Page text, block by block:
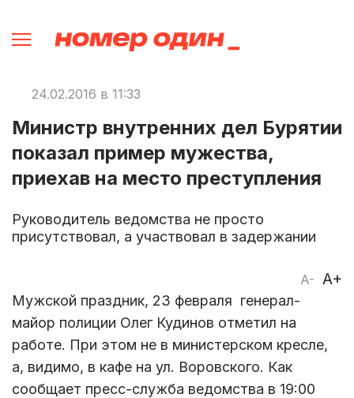
24.02.2016 в 11:33
Министр внутренних дел Бурятии
показал пример мужества,
приехав на место преступления
Руководитель ведомства не просто
присутствовал, а участвовал в задержании
A- A+
Мужской праздник, 23 февраля генерал-
майор полиции Олег Кудинов отметил на
работе. При этом не в министерском кресле,
а, видимо, в кафе на ул. Воровского. Как
сообщает пресс-служба ведомства в 19:00